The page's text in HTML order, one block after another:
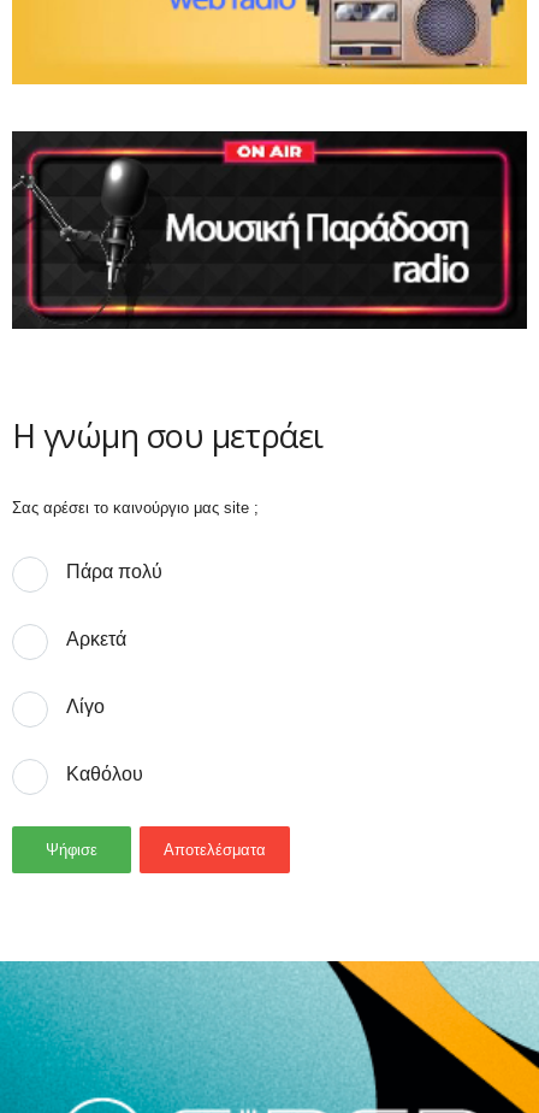
Η γνώμη σου μετράει
Σας αρέσει το καινούργιο μας site ;
Πάρα πολύ
Αρκετά
Λίγο
Καθόλου
Ψήφισε Αποτελέσματα
- Advertisement -